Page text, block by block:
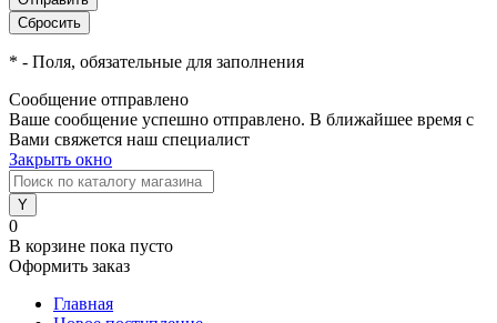
* - Поля, обязательные для заполнения
Сообщение отправлено
Ваше сообщение успешно отправлено. В ближайшее время с
Вами свяжется наш специалист
Закрыть окно
0
В корзине пока пусто
Оформить заказ
Главная